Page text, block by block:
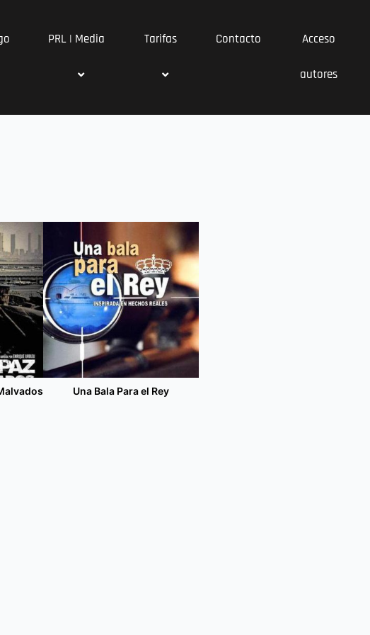
PRL | Media Tarifas Contacto Acceso
autores
Una Bala Para el Rey